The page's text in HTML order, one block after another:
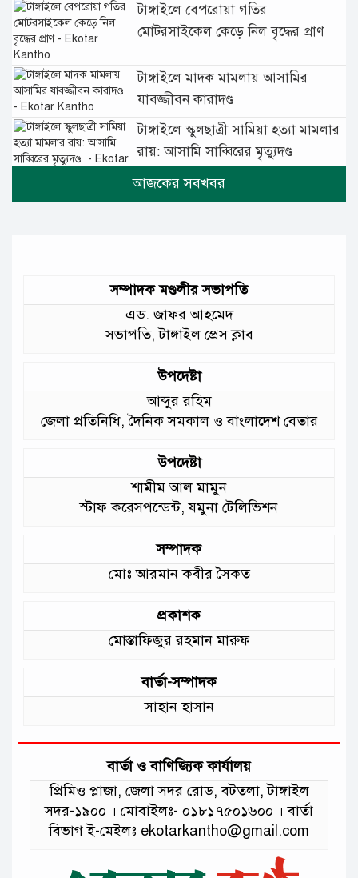
টাঙ্গাইলে বেপরোয়া গতির
মোটরসাইকেল কেড়ে নিল বৃদ্ধের প্রাণ
টাঙ্গাইলে মাদক মামলায় আসামির
যাবজ্জীবন কারাদণ্ড
টাঙ্গাইলে স্কুলছাত্রী সামিয়া হত্যা মামলার
রায়: আসামি সাব্বিরের মৃত্যুদণ্ড
টানা বৃষ্টিতে টাঙ্গাইলে বিপর্যস্ত জনজীবন
এখন টাঙ্গাইলে
জেলার মানুষের উন্নত স্বাস্থ্যসেবায় সর্বোচ্চ
গুরুত্ব দিয়ে কাজ করছি: প্রতিমন্ত্রী টুকু
আমাদের চার পাশে ব্যাঙের ছাতার মতো
গড়ে উঠছে মাদ্রাসা ও কিন্ডার গার্ডেন
:মুক্তিযুদ্ধ বিষয়কমন্ত্রী
সম্পাদক মণ্ডলীর সভাপতি
এড. জাফর আহমেদ
সভাপতি, টাঙ্গাইল প্রেস ক্লাব
উপদেষ্টা
আব্দুর রহিম
জেলা প্রতিনিধি, দৈনিক সমকাল ও বাংলাদেশ বেতার
উপদেষ্টা
শামীম আল মামুন
স্টাফ করেসপন্ডেন্ট, যমুনা টেলিভিশন
সম্পাদক
মোঃ আরমান কবীর সৈকত
প্রকাশক
মোস্তাফিজুর রহমান মারুফ
বার্তা-সম্পাদক
সাহান হাসান
বার্তা ও বাণিজ্যিক কার্যালয়
প্রিমিও প্লাজা, জেলা সদর রোড, বটতলা, টাঙ্গাইল
সদর-১৯০০ । মোবাইলঃ- ০১৮১৭৫০১৬০০ । বার্তা
বিভাগ ই-মেইলঃ ekotarkantho@gmail.com